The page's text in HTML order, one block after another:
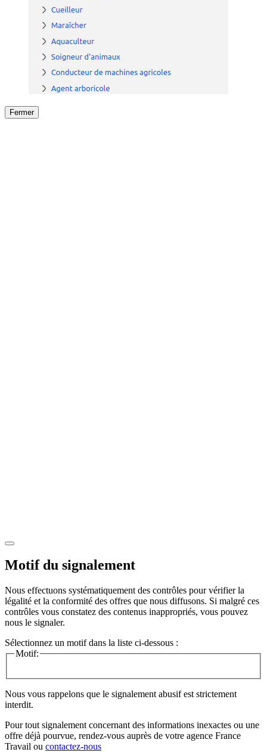
Fermer
Motif du signalement
Nous effectuons systématiquement des contrôles pour vérifier la
légalité et la conformité des offres que nous diffusons. Si malgré ces
contrôles vous constatez des contenus inappropriés, vous pouvez
nous le signaler.
Sélectionnez un motif dans la liste ci-dessous :
Motif:
Nous vous rappelons que le signalement abusif est strictement
interdit.
Pour tout signalement concernant des informations inexactes ou une
offre déjà pourvue, rendez-vous auprès de votre agence France
Travail ou contactez-nous